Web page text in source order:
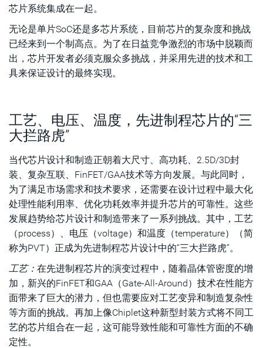
结语
芯片系统集成在一起。
无论是单片SoC还是多芯片系统，目前芯片的复杂度和挑战
已经来到一个制高点。为了在日益竞争激烈的市场中脱颖而
出，芯片开发者必须克服众多挑战，并采用先进的技术和工
具来保证设计的最终实现。
工艺、电压、温度，先进制程芯片的“三
大拦路虎”
当代芯片设计和制造正朝着大尺寸、高功耗、2.5D/3D封
装、复杂互联、FinFET/GAA技术等方向发展。与此同时，
为了满足市场需求和技术要求，还需要在设计过程中最大化
处理性能利用率、优化功耗效率并提升芯片的可靠性。这些
发展趋势给芯片设计和制造带来了一系列挑战。其中，工艺
（process）、电压（voltage）和温度（temperature）（简
称为PVT）正成为先进制程芯片设计中的“三大拦路虎”。
工艺： 在先进制程芯片的演变过程中，随着晶体管密度的增
加，新兴的FinFET和GAA（Gate-All-Around）技术在性能方
面带来了巨大的潜力，但也需要应对工艺变异和制造复杂性
等方面的挑战。再加上像Chiplet这种新型封装方式将不同工
艺的芯片组合在一起，这可能导致性能和可靠性方面的不确
定性。